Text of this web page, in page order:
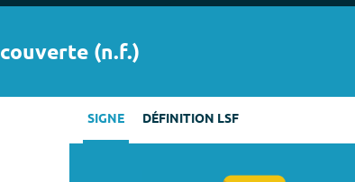
couverte(n.f.)
SIGNE DÉFINITION LSF